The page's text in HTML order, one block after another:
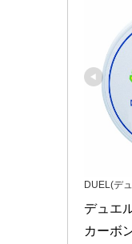
DUEL(デ
デュエ
カーボ